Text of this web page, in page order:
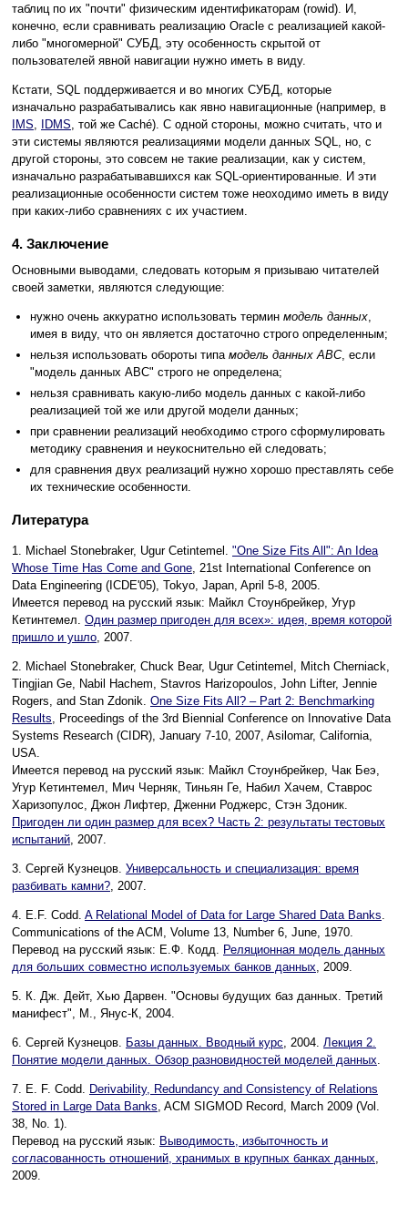
таблиц по их "почти" физическим идентификаторам (rowid). И,
конечно, если сравнивать реализацию Oracle с реализацией какой-
либо "многомерной" СУБД, эту особенность скрытой от
пользователей явной навигации нужно иметь в виду.
Кстати, SQL поддерживается и во многих СУБД, которые
изначально разрабатывались как явно навигационные (например, в
IMS, IDMS, той же Caché). С одной стороны, можно считать, что и
эти системы являются реализациями модели данных SQL, но, с
другой стороны, это совсем не такие реализации, как у систем,
изначально разрабатывавшихся как SQL-ориентированные. И эти
реализационные особенности систем тоже неоходимо иметь в виду
при каких-либо сравнениях с их участием.
4. Заключение
Основными выводами, следовать которым я призываю читателей
своей заметки, являются следующие:
нужно очень аккуратно использовать термин модель данных,
имея в виду, что он является достаточно строго определенным;
нельзя использовать обороты типа модель данных ABC, если
"модель данных ABC" строго не определена;
нельзя сравнивать какую-либо модель данных с какой-либо
реализацией той же или другой модели данных;
при сравнении реализаций необходимо строго сформулировать
методику сравнения и неукоснительно ей следовать;
для сравнения двух реализаций нужно хорошо преставлять себе
их технические особенности.
Литература
1. Michael Stonebraker, Ugur Cetintemel. "One Size Fits All": An Idea
Whose Time Has Come and Gone, 21st International Conference on
Data Engineering (ICDE'05), Tokyo, Japan, April 5-8, 2005.
Имеется перевод на русский язык: Майкл Стоунбрейкер, Угур
Кетинтемел. Один размер пригоден для всех»: идея, время которой
пришло и ушло, 2007.
2. Michael Stonebraker, Chuck Bear, Ugur Cetintemel, Mitch Cherniack,
Tingjian Ge, Nabil Hachem, Stavros Harizopoulos, John Lifter, Jennie
Rogers, and Stan Zdonik. One Size Fits All? – Part 2: Benchmarking
Results, Proceedings of the 3rd Biennial Conference on Innovative Data
Systems Research (CIDR), January 7-10, 2007, Asilomar, California,
USA.
Имеется перевод на русский язык: Майкл Стоунбрейкер, Чак Беэ,
Угур Кетинтемел, Мич Черняк, Тиньян Ге, Набил Хачем, Ставрос
Харизопулос, Джон Лифтер, Дженни Роджерс, Стэн Здоник.
Пригоден ли один размер для всех? Часть 2: результаты тестовых
испытаний, 2007.
3. Сергей Кузнецов. Универсальность и специализация: время
разбивать камни?, 2007.
4. E.F. Codd. A Relational Model of Data for Large Shared Data Banks.
Communications of the ACM, Volume 13, Number 6, June, 1970.
Перевод на русский язык: Е.Ф. Кодд. Реляционная модель данных
для больших совместно используемых банков данных, 2009.
5. К. Дж. Дейт, Хью Дарвен. "Основы будущих баз данных. Третий
манифест", М., Янус-К, 2004.
6. Сергей Кузнецов. Базы данных. Вводный курс, 2004. Лекция 2.
Понятие модели данных. Обзор разновидностей моделей данных.
7. E. F. Codd. Derivability, Redundancy and Consistency of Relations
Stored in Large Data Banks, ACM SIGMOD Record, March 2009 (Vol.
38, No. 1).
Перевод на русский язык: Выводимость, избыточность и
согласованность отношений, хранимых в крупных банках данных,
2009.